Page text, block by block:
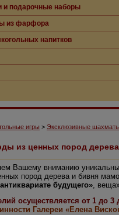
и подарочные наборы
из фарфора
напитков
игры > Эксклюзивные
из ценных пород
Вашему вниманию
пород дерева и бивня
будущего» ,
осуществляется от 1 до
Галереи «Елена